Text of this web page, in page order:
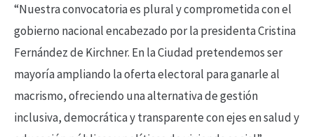
“Nuestra convocatoria es plural y comprometida con el
gobierno nacional encabezado por la presidenta Cristina
Fernández de Kirchner. En la Ciudad pretendemos ser
mayoría ampliando la oferta electoral para ganarle al
macrismo, ofreciendo una alternativa de gestión
inclusiva, democrática y transparente con ejes en salud y